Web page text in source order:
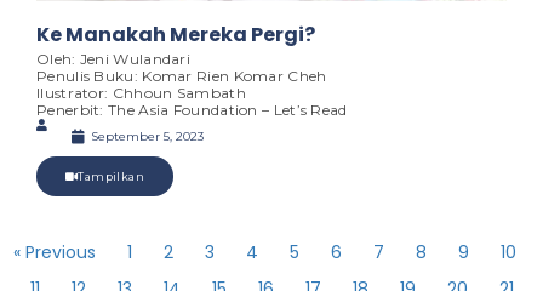
Ke Manakah Mereka Pergi?
Oleh: Jeni Wulandari
Penulis Buku: Komar Rien Komar Cheh
Ilustrator: Chhoun Sambath
Penerbit: The Asia Foundation – Let’s Read
September 5, 2023
Tampilkan
« Previous 1 2 3 4 5 6 7 8 9
10